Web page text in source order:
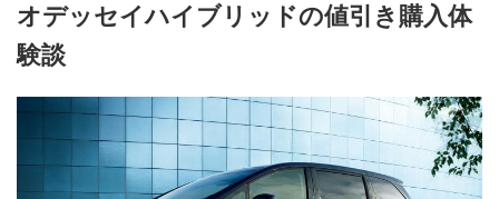
オデッセイハイブリッドの値引き購入体
験談